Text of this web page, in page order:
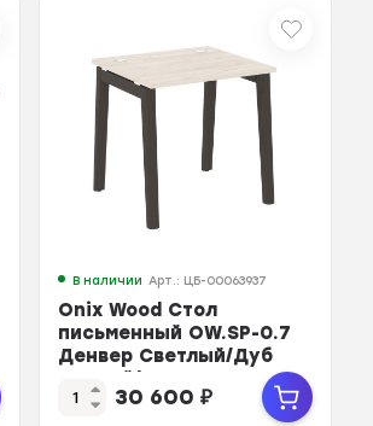
В наличии Арт.: ЦБ-00063937
Onix Wood Стол
письменный OW.SP-0.7
Денвер Светлый/Дуб
Темный/Металл
Антрацит...
30 600₽